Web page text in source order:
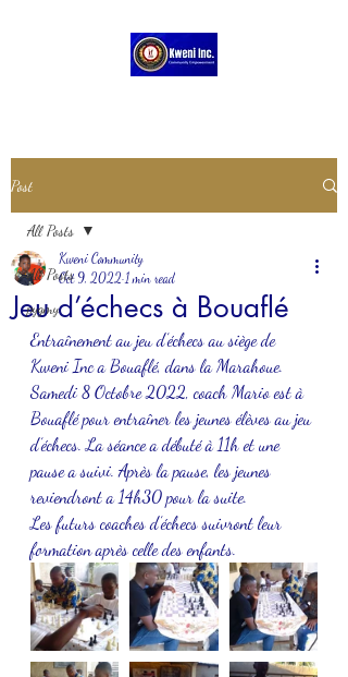
Post
All Posts
pygmy
All Posts
Jeu d’échecs à Bouaflé
Kweni Community
Oct 9, 2022 1 min read
Entraînement au jeu d’échecs au siège de
Kweni Inc a Bouaflé, dans la Marahoue.
Samedi 8 Octobre 2022, coach Mario est à
Bouaflé pour entraîner les jeunes élèves au jeu
d’échecs. La séance a débuté à 11h et une
pause a suivi. Après la pause, les jeunes
reviendront a 14h30 pour la suite.
Les futurs coaches d’échecs suivront leur
formation après celle des enfants.